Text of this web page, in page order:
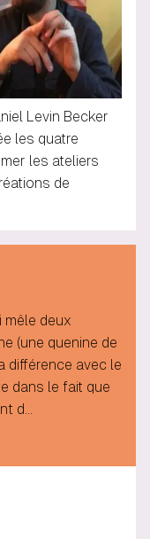
Levin Becker
les quatre
les ateliers
de
mêle deux
(une quenine de
différence avec le
dans le fait que
d…